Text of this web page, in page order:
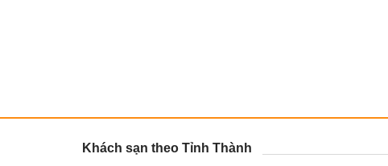
Khách sạn theo Tỉnh Thành